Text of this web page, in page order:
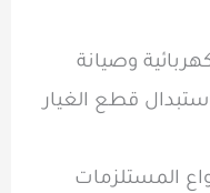
وصيانة
قطع الغيار
المستلزمات